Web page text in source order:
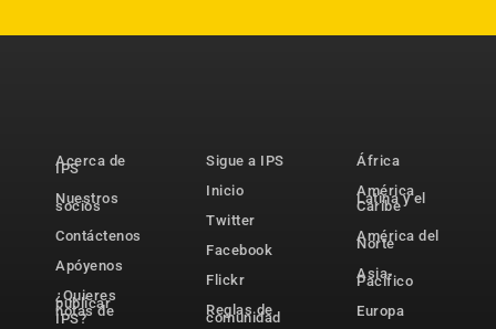
Acerca de
IPS
Nuestros
socios
Contáctenos
Apóyenos
¿Quieres
publicar
notas de
IPS?
Sigue a IPS
Inicio
Twitter
Facebook
Flickr
Reglas de
comunidad
África
América
Latina y el
Caribe
América del
Norte
Asia-
Pacífico
Europa